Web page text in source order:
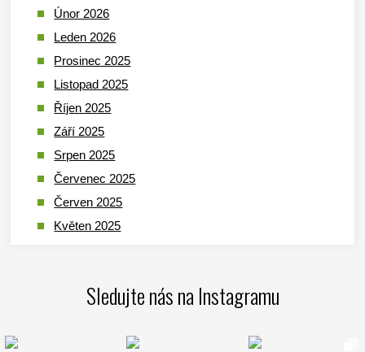
Únor 2026
Leden 2026
Prosinec 2025
Listopad 2025
Říjen 2025
Září 2025
Srpen 2025
Červenec 2025
Červen 2025
Květen 2025
Leden 2025
Listopad 2024
Sledujte nás na Instagramu